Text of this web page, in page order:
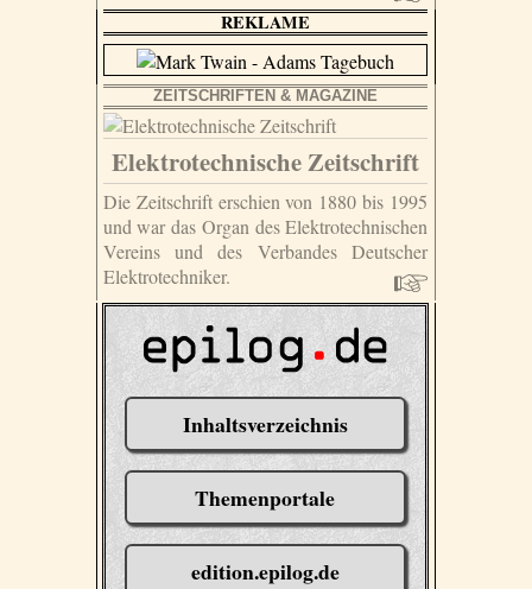
REKLAME
ZEITSCHRIFTEN & MAGAZINE
Elektrotechnische Zeitschrift
Die Zeitschrift erschien von 1880 bis 1995
und war das Organ des Elektrotechnischen
Vereins und des Verbandes Deutscher
Elektrotechniker.
Inhaltsverzeichnis
Themenportale
edition.epilog.de